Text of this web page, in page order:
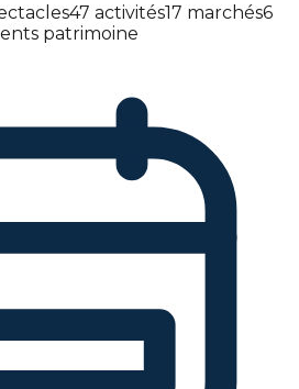
47 activités17 marchés6
patrimoine